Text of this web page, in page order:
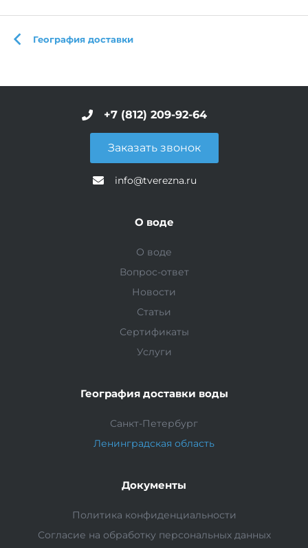
География доставки
+7 (812) 209-92-64
Заказать звонок
info@tverezna.ru
О воде
О воде
Вопрос-ответ
Новости
Статьи
Сертификаты
Услуги
География доставки воды
Санкт-Петербург
Ленинградская область
Документы
Политика конфиденциальности
Согласие на обработку персональных данных